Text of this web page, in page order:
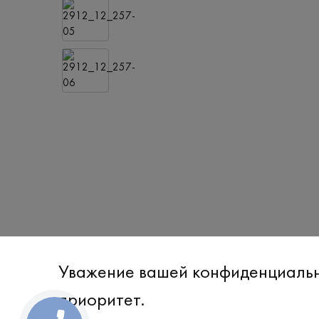
Уважение вашей
приоритет.